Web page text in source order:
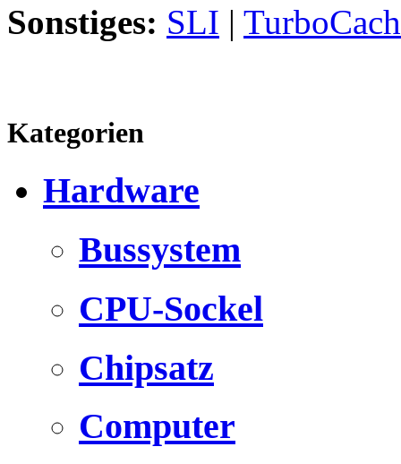
Sonstiges: SLI |
Kategorien
Hardware
Bussystem
CPU-Sockel
Chipsatz
Computer